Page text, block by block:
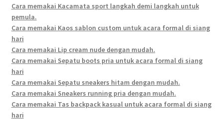
Cara memakai Kacamata sport langkah demi langkah untuk
pemula.
Cara memakai Kaos sablon custom untuk acara formal di siang
hari
Cara memakai Lip cream nude dengan mudah.
Cara memakai Sepatu boots pria untuk acara formal di siang
hari
Cara memakai Sepatu sneakers hitam dengan mudah.
Cara memakai Sneakers running pria dengan mudah.
Cara memakai Tas backpack kasual untuk acara formal di siang
hari